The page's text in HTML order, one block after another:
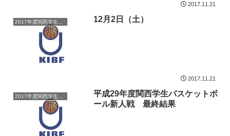
2017.11.21
12月2日（土）
2017.11.21
平成29年度関西学生バスケットボ
ール新人戦 最終結果